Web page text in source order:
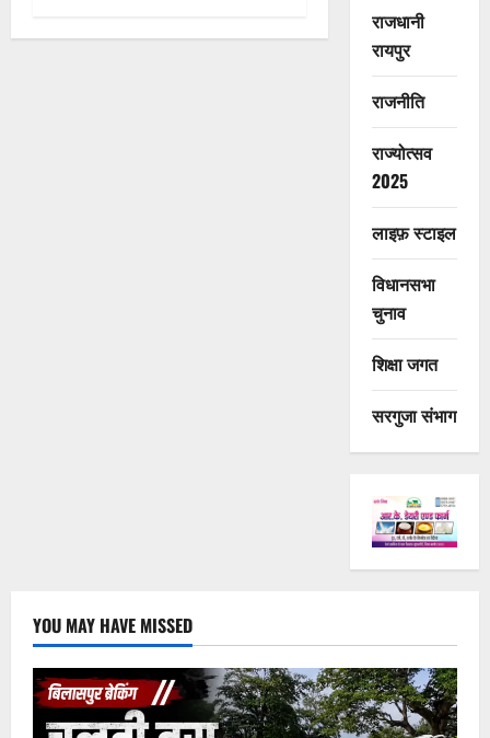
राजधानी
रायपुर
राजनीति
राज्योत्सव
2025
लाइफ़ स्टाइल
विधानसभा
चुनाव
शिक्षा जगत
सरगुजा संभाग
YOU MAY HAVE MISSED